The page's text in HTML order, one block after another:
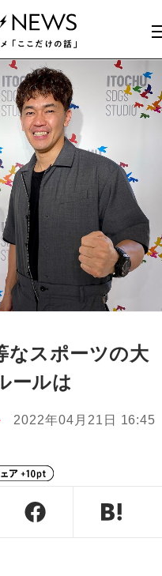
なスポーツの大
ールは
2022年04月21日 16:45